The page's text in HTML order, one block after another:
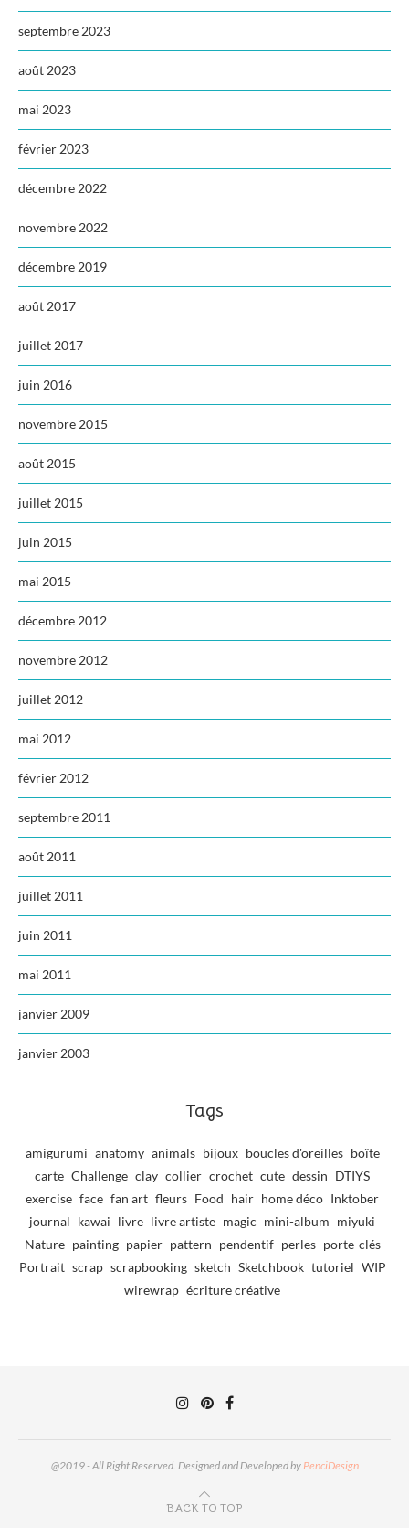
septembre 2023
août 2023
mai 2023
février 2023
décembre 2022
novembre 2022
décembre 2019
août 2017
juillet 2017
juin 2016
novembre 2015
août 2015
juillet 2015
juin 2015
mai 2015
décembre 2012
novembre 2012
juillet 2012
mai 2012
février 2012
septembre 2011
août 2011
juillet 2011
juin 2011
mai 2011
janvier 2009
janvier 2003
Tags
amigurumi anatomy animals bijoux boucles d'oreilles boîte
carte Challenge clay collier crochet cute dessin DTIYS
exercise face fan art fleurs Food hair home déco Inktober
journal kawai livre livre artiste magic mini-album miyuki
Nature painting papier pattern pendentif perles porte-clés
Portrait scrap scrapbooking sketch Sketchbook tutoriel WIP
wirewrap écriture créative
@2019 - All Right Reserved. Designed and Developed byPenciDesign
BACK TO TOP